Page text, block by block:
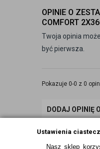
Ustawienia
Nasz sklep
OPINIE O
COMFORT
Twoja opinia może
być pierwsza.
Pokazuje 0-0 z 0
DODAJ OPINIĘ